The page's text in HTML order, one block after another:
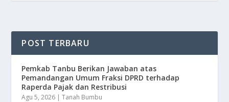
POST TERBARU
Pemkab Tanbu Berikan Jawaban atas
Pemandangan Umum Fraksi DPRD terhadap
Raperda Pajak dan Restribusi
Agu 5, 2026 |Tanah Bumbu